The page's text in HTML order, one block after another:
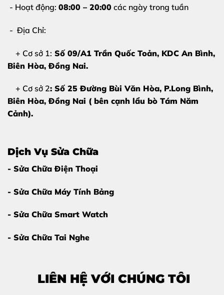
Gập mở bị giật, hiển thị sai màu
Xuất hiện điểm chết, ám màu sau va đập
Khi xuất hiện các dấu hiệu trên, bạn nênthay màn
hình Samsung Galaxy Z Fold 5 tại Thùy Trang
phát sinh.
Vì sao nên thay màn hình Samsung
Galaxy Z Fold 5 tại Thùy Trang Mobile?
- Hoạt động: 08:00 – 20:00 các ngày trong tuần
- Địa Chỉ:
+ Cơ sở 1: Số 09/A1 Trần Quốc Toản, KDC An Bình,
Biên Hòa, Đồng Nai.
+ Cơ sở 2: Số 25 Đường Bùi Văn Hòa, P.Long Bình,
Biên Hòa, Đồng Nai ( bên cạnh lẩu bò Tám Năm
Cảnh).
Dịch Vụ Sửa Chữa
- Sửa Chữa Điện Thoại
- Sửa Chữa Máy Tính Bảng
- Sửa Chữa Smart Watch
- Sửa Chữa Tai Nghe
LIÊN HỆ VỚI CHÚNG TÔI